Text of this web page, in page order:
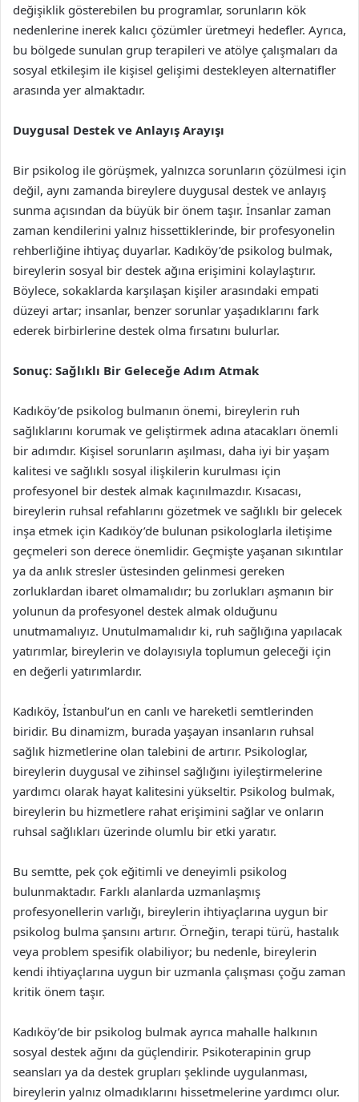
değişiklik gösterebilen bu programlar, sorunların kök
nedenlerine inerek kalıcı çözümler üretmeyi hedefler. Ayrıca,
bu bölgede sunulan grup terapileri ve atölye çalışmaları da
sosyal etkileşim ile kişisel gelişimi destekleyen alternatifler
arasında yer almaktadır.
Duygusal Destek ve Anlayış Arayışı
Bir psikolog ile görüşmek, yalnızca sorunların çözülmesi için
değil, aynı zamanda bireylere duygusal destek ve anlayış
sunma açısından da büyük bir önem taşır. İnsanlar zaman
zaman kendilerini yalnız hissettiklerinde, bir profesyonelin
rehberliğine ihtiyaç duyarlar. Kadıköy’de psikolog bulmak,
bireylerin sosyal bir destek ağına erişimini kolaylaştırır.
Böylece, sokaklarda karşılaşan kişiler arasındaki empati
düzeyi artar; insanlar, benzer sorunlar yaşadıklarını fark
ederek birbirlerine destek olma fırsatını bulurlar.
Sonuç: Sağlıklı Bir Geleceğe Adım Atmak
Kadıköy’de psikolog bulmanın önemi, bireylerin ruh
sağlıklarını korumak ve geliştirmek adına atacakları önemli
bir adımdır. Kişisel sorunların aşılması, daha iyi bir yaşam
kalitesi ve sağlıklı sosyal ilişkilerin kurulması için
profesyonel bir destek almak kaçınılmazdır. Kısacası,
bireylerin ruhsal refahlarını gözetmek ve sağlıklı bir gelecek
inşa etmek için Kadıköy’de bulunan psikologlarla iletişime
geçmeleri son derece önemlidir. Geçmişte yaşanan sıkıntılar
ya da anlık stresler üstesinden gelinmesi gereken
zorluklardan ibaret olmamalıdır; bu zorlukları aşmanın bir
yolunun da profesyonel destek almak olduğunu
unutmamalıyız. Unutulmamalıdır ki, ruh sağlığına yapılacak
yatırımlar, bireylerin ve dolayısıyla toplumun geleceği için
en değerli yatırımlardır.
Kadıköy, İstanbul’un en canlı ve hareketli semtlerinden
biridir. Bu dinamizm, burada yaşayan insanların ruhsal
sağlık hizmetlerine olan talebini de artırır. Psikologlar,
bireylerin duygusal ve zihinsel sağlığını iyileştirmelerine
yardımcı olarak hayat kalitesini yükseltir. Psikolog bulmak,
bireylerin bu hizmetlere rahat erişimini sağlar ve onların
ruhsal sağlıkları üzerinde olumlu bir etki yaratır.
Bu semtte, pek çok eğitimli ve deneyimli psikolog
bulunmaktadır. Farklı alanlarda uzmanlaşmış
profesyonellerin varlığı, bireylerin ihtiyaçlarına uygun bir
psikolog bulma şansını artırır. Örneğin, terapi türü, hastalık
veya problem spesifik olabiliyor; bu nedenle, bireylerin
kendi ihtiyaçlarına uygun bir uzmanla çalışması çoğu zaman
kritik önem taşır.
Kadıköy’de bir psikolog bulmak ayrıca mahalle halkının
sosyal destek ağını da güçlendirir. Psikoterapinin grup
seansları ya da destek grupları şeklinde uygulanması,
bireylerin yalnız olmadıklarını hissetmelerine yardımcı olur.